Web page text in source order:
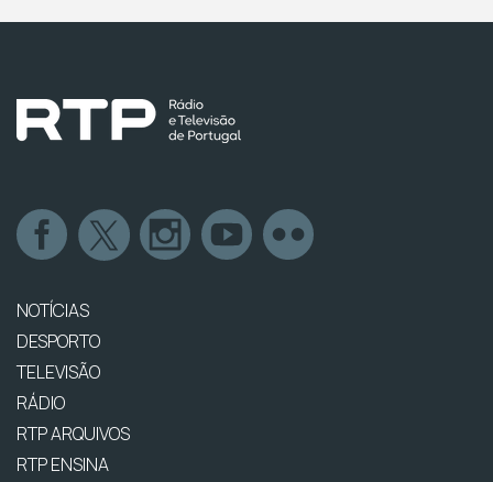
NOTÍCIAS
DESPORTO
TELEVISÃO
RÁDIO
RTP ARQUIVOS
RTP ENSINA